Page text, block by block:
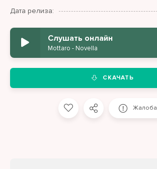
Дата релиза:
Слушать онлайн
Mottaro - Novella
СКАЧАТЬ
Жалоба